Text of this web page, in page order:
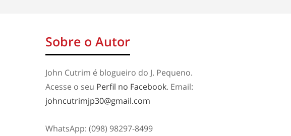
Sobre o Autor
John Cutrim é blogueiro do J. Pequeno.
Acesse o seu Perfil no Facebook. Email:
johncutrimjp30@gmail.com
WhatsApp: (098) 98297-8499